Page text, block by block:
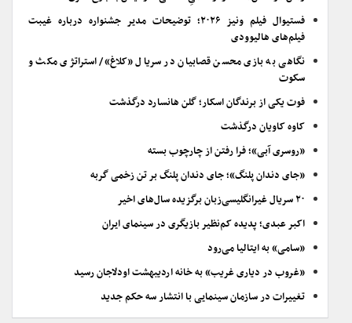
فستیوال فیلم ونیز ۲۰۲۶؛ توضیحات مدیر جشنواره درباره غیبت
فیلم‌های هالیوودی
نگاهی به بازی محسن قصابیان در سریال «کلاغ»/ استراتژی مکث و
سکوت
فوت یکی از برندگان اسکار؛ گلن هانسارد درگذشت
کاوه کاویان درگذشت
«روسری آبی»؛ فرا رفتن از چارچوب بسته
«جای دندان پلنگ»؛ جای دندان پلنگ بر تن زخمی گربه
۲۰ سریال غیرانگلیسی‌زبان برگزیده سال‌های اخیر
اکبر عبدی؛ پدیده کم‌نظیر بازیگری در سینمای ایران
«سامی» به ایتالیا می‌رود
«غروب در دیاری غریب» به خانه اردیبهشت اودلاجان رسید
تغییرات در سازمان سینمایی با انتشار سه حکم جدید